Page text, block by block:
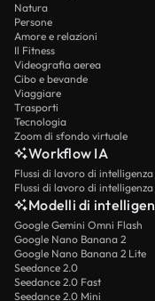
Natura
Persone
Amore e relazioni
Il Fitness
Videografia aerea
Cibo e bevande
Viaggiare
Trasporti
Tecnologia
Zoom di sfondo virtuale
Workflow IA
Flussi di lavoro di
Modelli di
Google Gemini Omni Flash
Google Nano Banana 2
Google Nano Banana 2 Lite
Seedance 2.0
Seedance 2.0 Fast
Seedance 2.0 Mini